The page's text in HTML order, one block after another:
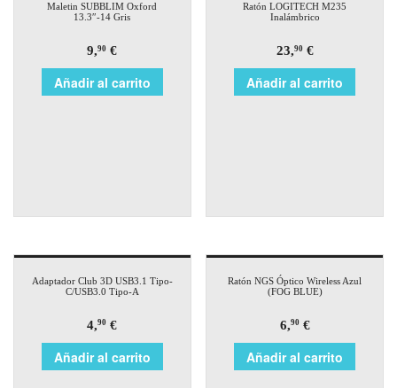
Maletin SUBBLIM Oxford
13.3″-14 Gris
9,90 €
Añadir al carrito
Ratón LOGITECH M235
Inalámbrico
23,90€
Añadir al carrito
Adaptador Club 3D USB3.1 Tipo-
C/USB3.0 Tipo-A
4,90 €
Añadir al carrito
Ratón NGS Óptico Wireless Azul
(FOG BLUE)
6,90€
Añadir al carrito